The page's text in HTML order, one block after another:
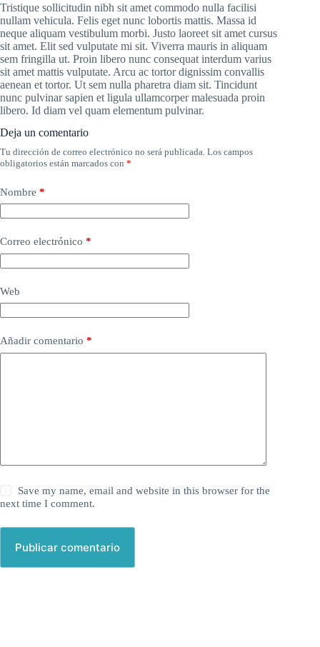
Tristique sollicitudin nibh sit amet commodo nulla facilisi
nullam vehicula. Felis eget nunc lobortis mattis. Massa id
neque aliquam vestibulum morbi. Justo laoreet sit amet cursus
sit amet. Elit sed vulputate mi sit. Viverra mauris in aliquam
sem fringilla ut. Proin libero nunc consequat interdum varius
sit amet mattis vulputate. Arcu ac tortor dignissim convallis
aenean et tortor. Ut sem nulla pharetra diam sit. Tincidunt
nunc pulvinar sapien et ligula ullamcorper malesuada proin
libero. Id diam vel quam elementum pulvinar.
Deja un comentario
Tu dirección de correo electrónico no será publicada. Los campos
obligatorios están marcados con *
Nombre *
Correo electrónico *
Web
Añadir comentario *
Save my name, email and website in this browser for the
next time I comment.
Publicar comentario